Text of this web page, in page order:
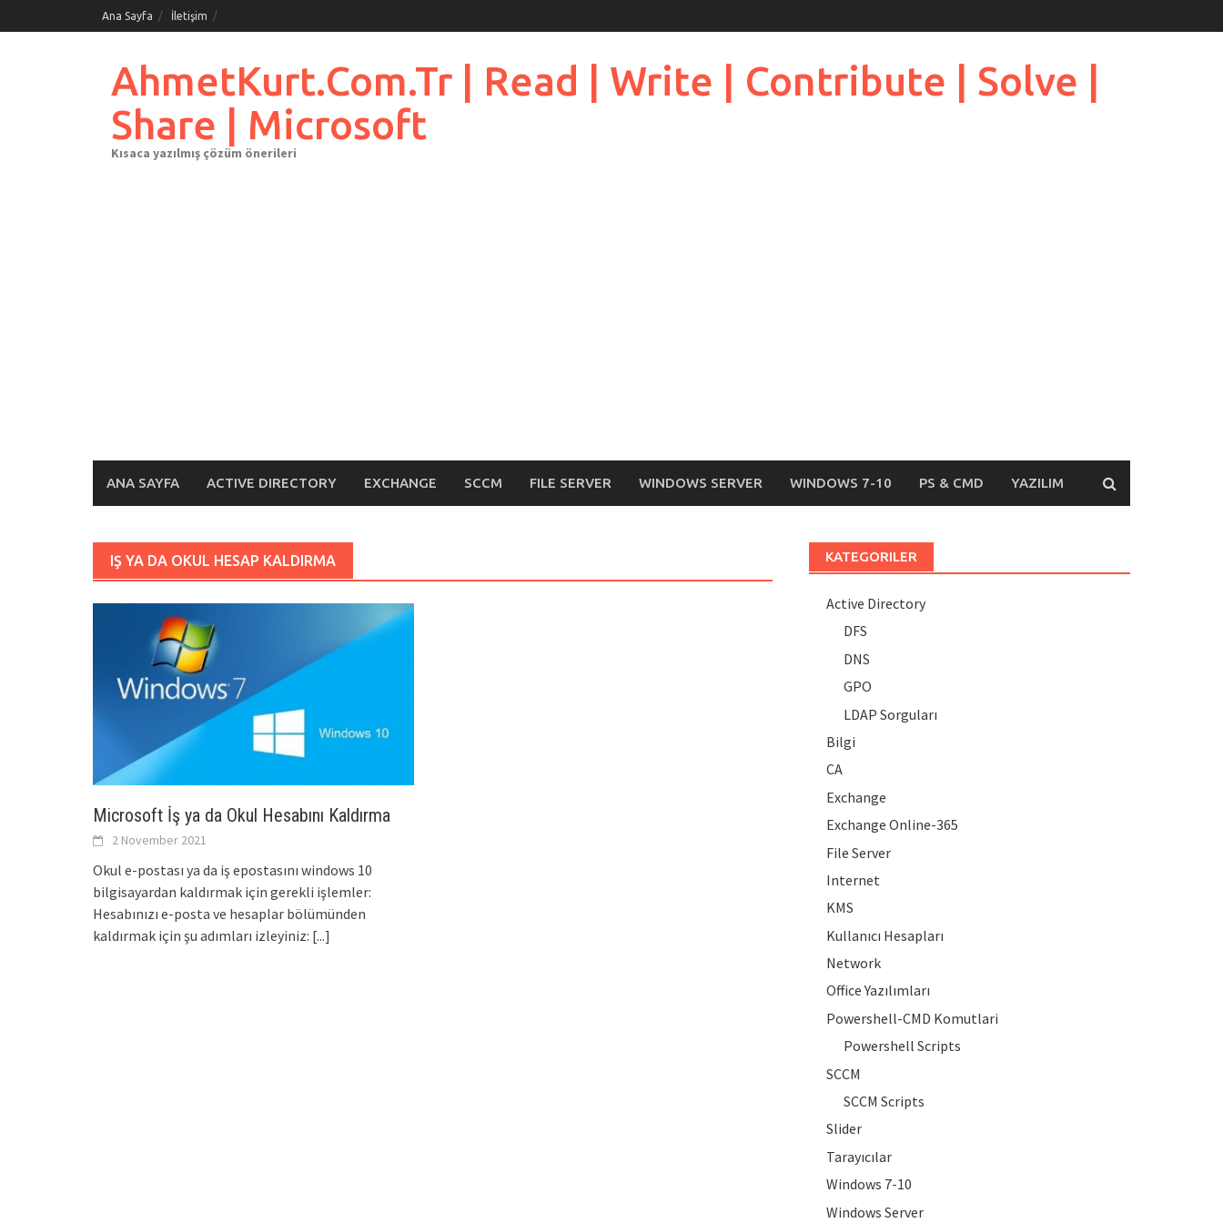
to
Ana Sayfa İletişim
AhmetKurt.Com.Tr | Read | Write | Contribute | Solve |
Share | Microsoft
Kısaca yazılmış çözüm önerileri
ANA SAYFA ACTIVE DIRECTORY EXCHANGE SCCM FILE SERVER WINDOWS SERVER WINDOWS 7-10 PS & CMD YAZILIM
IŞ YA DA OKUL HESAP KALDIRMA
Microsoft İş ya da Okul Hesabını Kaldırma
2 November 2021
Okul e-postası ya da iş epostasını windows 10
bilgisayardan kaldırmak için gerekli işlemler:
Hesabınızı e-posta ve hesaplar bölümünden
kaldırmak için şu adımları izleyiniz: [...]
KATEGORILER
Active Directory
DFS
DNS
GPO
LDAP Sorguları
Bilgi
CA
Exchange
Exchange Online-365
File Server
Internet
KMS
Kullanıcı Hesapları
Network
Office Yazılımları
Powershell-CMD Komutlari
Powershell Scripts
SCCM
SCCM Scripts
Slider
Tarayıcılar
Windows 7-10
Windows Server